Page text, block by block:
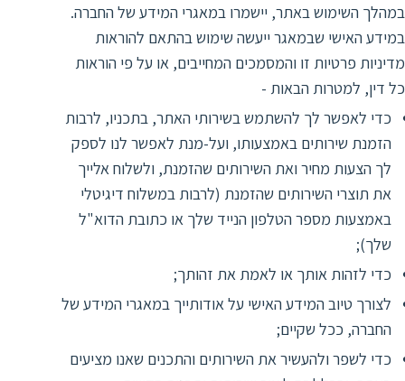
במהלך השימוש באתר, יישמרו במאגרי המידע של החברה.
במידע האישי שבמאגר ייעשה שימוש בהתאם להוראות
מדיניות פרטיות זו והמסמכים המחייבים, או על פי הוראות
כל דין, למטרות הבאות -
כדי לאפשר לך להשתמש בשירותי האתר, בתכניו, לרבות
הזמנת שירותים באמצעותו, ועל-מנת לאפשר לנו לספק
לך הצעות מחיר ואת השירותים שהזמנת, ולשלוח אלייך
את תוצרי השירותים שהזמנת (לרבות במשלוח דיגיטלי
באמצעות מספר הטלפון הנייד שלך או כתובת הדוא"ל
שלך);
כדי לזהות אותך או לאמת את זהותך;
לצורך טיוב המידע האישי על אודותייך במאגרי המידע של
החברה, ככל שקיים;
כדי לשפר ולהעשיר את השירותים והתכנים שאנו מציעים